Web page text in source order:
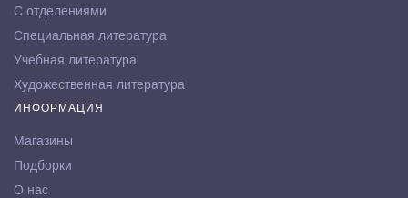
С отделениями
Специальная литература
Учебная литература
Художественная литература
ИНФОРМАЦИЯ
Магазины
Подборки
О нас